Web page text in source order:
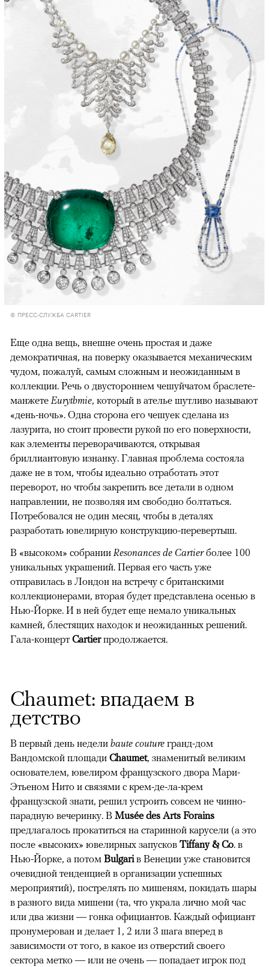
© ПРЕСС-СЛУЖБА CARTIER
Еще одна вещь, внешне очень простая и даже
демократичная, на поверку оказывается механическим
чудом, пожалуй, самым сложным и неожиданным в
коллекции. Речь о двустороннем чешуйчатом браслете-
манжете Eurythmie, который в ателье шутливо называют
«день-ночь». Одна сторона его чешуек сделана из
лазурита, но стоит провести рукой по его поверхности,
как элементы переворачиваются, открывая
бриллиантовую изнанку. Главная проблема состояла
даже не в том, чтобы идеально отработать этот
переворот, но чтобы закрепить все детали в одном
направлении, не позволяя им свободно болтаться.
Потребовался не один месяц, чтобы в деталях
разработать ювелирную конструкцию-перевертыш.
В «высоком» собрании Resonances de Cartierболее 100
уникальных украшений. Первая его часть уже
отправилась в Лондон на встречу с британскими
коллекционерами, вторая будет представлена осенью в
Нью-Йорке. И в ней будет еще немало уникальных
камней, блестящих находок и неожиданных решений.
Гала-концерт Cartierпродолжается.
Chaumet: впадаем в
детство
В первый день недели haute couture гранд-дом
Вандомской площади Chaumet, знаменитый великим
основателем, ювелиром французского двора Мари-
Этьеном Нито и связями с крем-де-ла-крем
французской знати, решил устроить совсем не чинно-
парадную вечеринку. В Musée des Arts Forains
предлагалось прокатиться на старинной карусели (а это
после «высоких» ювелирных запусков Tiffany & Co. в
Нью-Йорке, а потом Bulgari в Венеции уже становится
очевидной тенденцией в организации успешных
мероприятий), пострелять по мишеням, покидать шары
в разного вида мишени (та, что украла лично мой час
или два жизни — гонка официантов. Каждый официант
пронумерован и делает 1, 2 или 3 шага вперед в
зависимости от того, в какое из отверстий своего
сектора метко — или не очень — попадает игрок под